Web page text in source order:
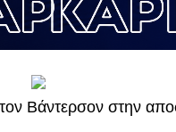
Βάντερσον στην